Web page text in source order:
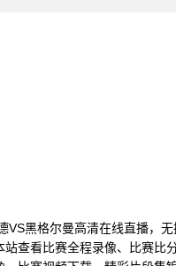
黑格尔曼高清在线直播，
查看比赛全程录像、比赛比